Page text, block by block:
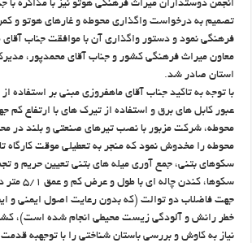
انجمن دوستداران میراث فرهنگی هوتو نیز با مذاکره با
تصمیم به درخواست واگذاری محوطه و غارهای هوتو و
فرهنگی نمود و دستور واگذاری آن با موافقت جناب
معاون میراث فرهنگی کشور و جناب آقای محمدپور،
استان صادر شد.
با توجه به تاکید جناب آقای ماهفروزی مبنی بر استفاده
عبور کابل های برق و استفاده از تیرک های با ارتفاع
محوطه، شرکت مزبور با نصب تیرهای صنعتی و بلند در
محوطه را مخدوش نمود که منجر به تعطیلی موقت کارگاه
سکوهای بتنی، جمع آوری میله های بتنی تعیین حریم و
سکوها، کندن
جهت فاضلاب دو توالت (که بدون رعایت اصول ایمنی و
خطر رانش و آلودگی زیست محیطی انجام شده است)،
نیاز به کاوش و بررسی باستان شناختی را با توجهبه